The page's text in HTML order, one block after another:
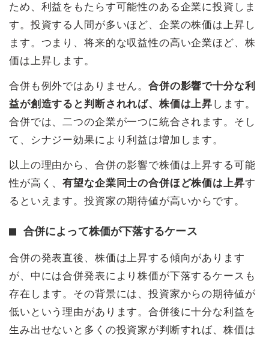
ため、利益をもたらす可能性のある企業に投資しま
す。投資する人間が多いほど、企業の株価は上昇し
ます。つまり、将来的な収益性の高い企業ほど、株
価は上昇します。
合併も例外ではありません。合併の影響で十分な利
益が創造すると判断されれば、株価は上昇 します。
合併では、二つの企業が一つに統合されます。そし
て、シナジー効果により利益は増加します。
以上の理由から、合併の影響で株価は上昇する可能
性が高く、有望な企業同士の合併ほど株価は上昇す
るといえます。投資家の期待値が高いからです。
合併によって株価が下落するケース
合併の発表直後、株価は上昇する傾向があります
が、中には合併発表により株価が下落するケースも
存在します。その背景には、投資家からの期待値が
低いという理由があります。合併後に十分な利益を
生み出せないと多くの投資家が判断すれば、株価は